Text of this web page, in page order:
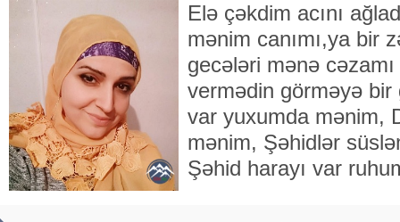
Elə çəkdim acını
mənim canımı,ya bir
gecələri mənə
vermədin görməyə
var yuxumda mənim,
mənim, Şəhidlər
Şəhid harayı var